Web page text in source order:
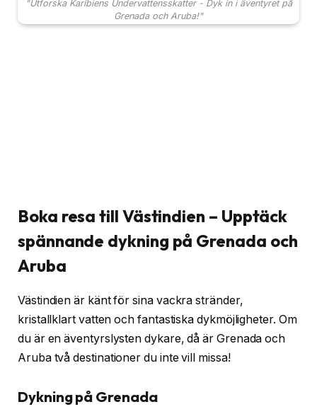
"Utforska Karibiens Undervattensskatter - Dyk in i äventyret på
Grenada och Aruba!"
Boka resa till Västindien – Upptäck
spännande dykning på Grenada och
Aruba
Västindien är känt för sina vackra stränder,
kristallklart vatten och fantastiska dykmöjligheter. Om
du är en äventyrslysten dykare, då är Grenada och
Aruba två destinationer du inte vill missa!
Dykning på Grenada